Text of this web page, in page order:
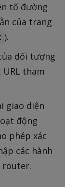
tố đường
của trang
).
đối tượng
tham
giao diện
động
phép xác
các hành
router.